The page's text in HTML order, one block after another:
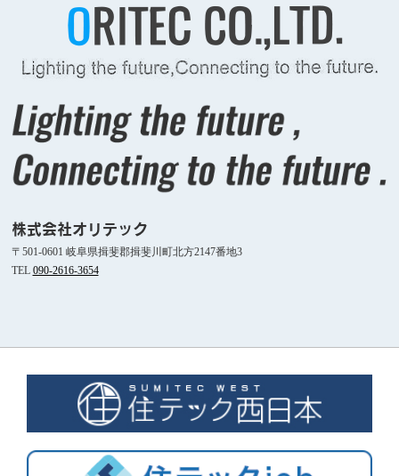
株式会社オリテック
〒501-0601 岐阜県揖斐郡揖斐川町北方2147番地3
TEL 090-2616-3654